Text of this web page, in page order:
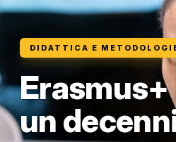
DIDATTICA E
Erasmus+
un